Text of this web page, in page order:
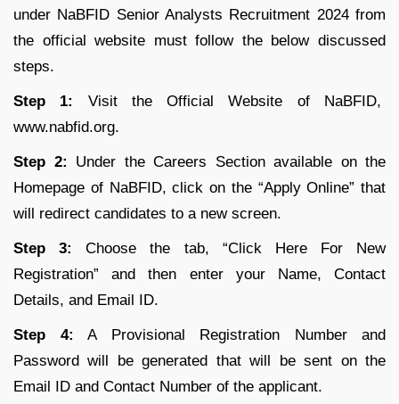
under NaBFID Senior Analysts Recruitment 2024 from
the official website must follow the below discussed
steps.
Step 1:
Visit the Official Website of NaBFID,
www.nabfid.org.
Step 2: Under the Careers Section available on the
Homepage of NaBFID, click on the “Apply Online” that
will redirect candidates to a new screen.
Step 3:
Choose the tab, “Click Here For New
Registration” and then enter your Name, Contact
Details, and Email ID.
Step 4: A Provisional Registration Number and
Password will be generated that will be sent on the
Email ID and Contact Number of the applicant.